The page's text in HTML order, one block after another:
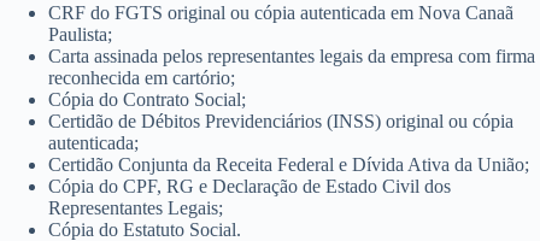
CRF do FGTS original ou cópia autenticada em Nova Canaã
Paulista;
Carta assinada pelos representantes legais da empresa com firma
reconhecida em cartório;
Cópia do Contrato Social;
Certidão de Débitos Previdenciários (INSS) original ou cópia
autenticada;
Certidão Conjunta da Receita Federal e Dívida Ativa da União;
Cópia do CPF, RG e Declaração de Estado Civil dos
Representantes Legais;
Cópia do Estatuto Social.